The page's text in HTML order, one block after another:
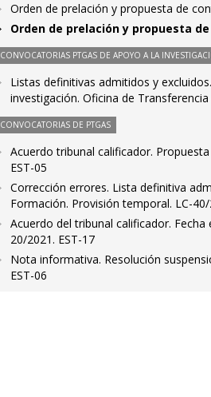
Orden de prelación y propuesta de
Orden de prelación y propuesta
CONVOCATORIAS PTGAS DE APOYO A LA
Listas definitivas admitidos y
investigación. Oficina de
CONVOCATORIAS DE PTGAS
Acuerdo tribunal calificador.
EST-05
Corrección errores. Lista definitiva
Formación. Provisión temporal. LC-
Acuerdo del tribunal calificador.
20/2021. EST-17
Nota informativa. Resolución
EST-06